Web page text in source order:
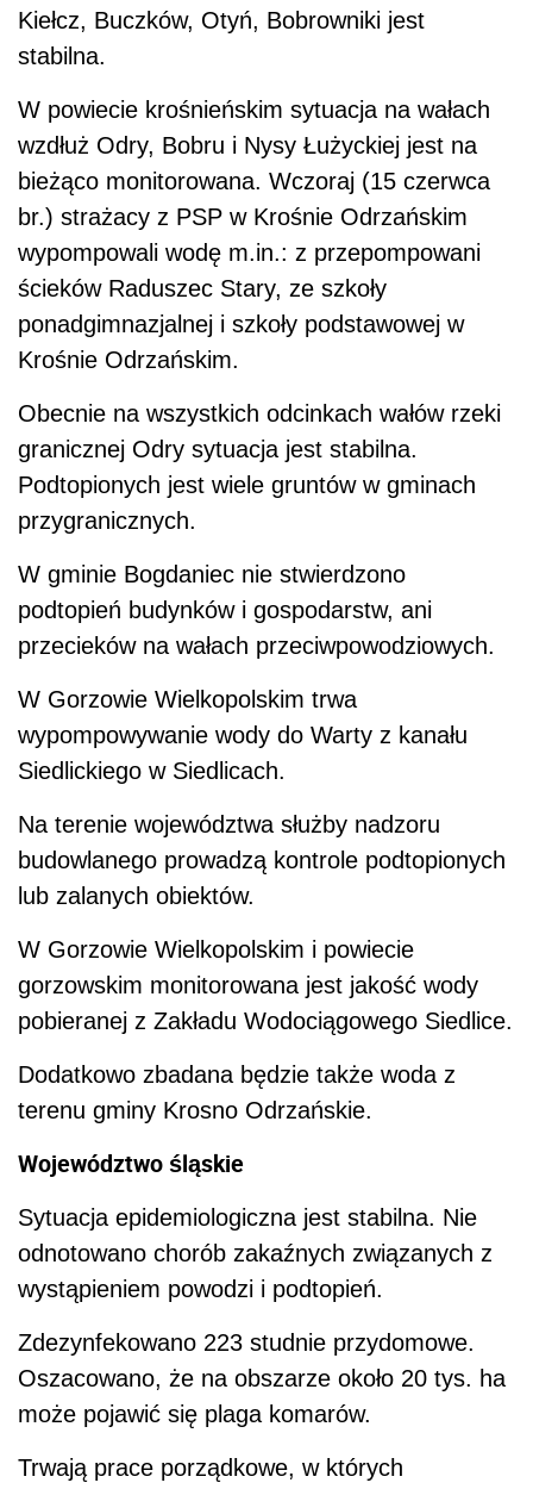
Kiełcz, Buczków, Otyń, Bobrowniki jest
stabilna.
W powiecie krośnieńskim sytuacja na wałach
wzdłuż Odry, Bobru i Nysy Łużyckiej jest na
bieżąco monitorowana. Wczoraj (15 czerwca
br.) strażacy z PSP w Krośnie Odrzańskim
wypompowali wodę m.in.: z przepompowani
ścieków Raduszec Stary, ze szkoły
ponadgimnazjalnej i szkoły podstawowej w
Krośnie Odrzańskim.
Obecnie na wszystkich odcinkach wałów rzeki
granicznej Odry sytuacja jest stabilna.
Podtopionych jest wiele gruntów w gminach
przygranicznych.
W gminie Bogdaniec nie stwierdzono
podtopień budynków i gospodarstw, ani
przecieków na wałach przeciwpowodziowych.
W Gorzowie Wielkopolskim trwa
wypompowywanie wody do Warty z kanału
Siedlickiego w Siedlicach.
Na terenie województwa służby nadzoru
budowlanego prowadzą kontrole podtopionych
lub zalanych obiektów.
W Gorzowie Wielkopolskim i powiecie
gorzowskim monitorowana jest jakość wody
pobieranej z Zakładu Wodociągowego Siedlice.
Dodatkowo zbadana będzie także woda z
terenu gminy Krosno Odrzańskie.
Województwo śląskie
Sytuacja epidemiologiczna jest stabilna. Nie
odnotowano chorób zakaźnych związanych z
wystąpieniem powodzi i podtopień.
Zdezynfekowano 223 studnie przydomowe.
Oszacowano, że na obszarze około 20 tys. ha
może pojawić się plaga komarów.
Trwają prace porządkowe, w których